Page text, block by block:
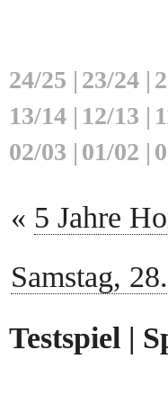
24/25 | 23/24 |
13/14 | 12/13 |
02/03 | 01/02 |
« 5 Jahre
Samstag,
Testspiel |